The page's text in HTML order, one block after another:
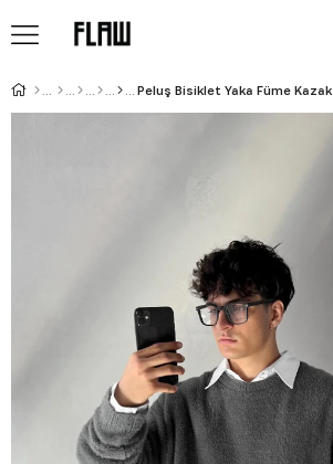
Peluş Bisiklet Yaka Füme Kazak